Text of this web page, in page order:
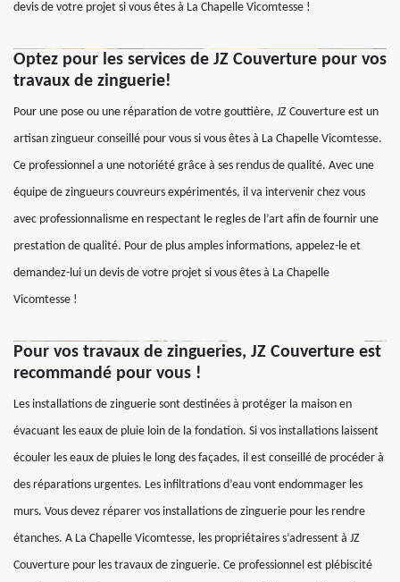
devis de votre projet si vous êtes à La Chapelle Vicomtesse !
Optez pour les services de JZ Couverture pour vos
travaux de zinguerie!
Pour une pose ou une réparation de votre gouttière, JZ Couverture est un
artisan zingueur conseillé pour vous si vous êtes à La Chapelle Vicomtesse.
Ce professionnel a une notoriété grâce à ses rendus de qualité. Avec une
équipe de zingueurs couvreurs expérimentés, il va intervenir chez vous
avec professionnalisme en respectant le regles de l’art afin de fournir une
prestation de qualité. Pour de plus amples informations, appelez-le et
demandez-lui un devis de votre projet si vous êtes à La Chapelle
Vicomtesse !
Pour vos travaux de zingueries, JZ Couverture est
recommandé pour vous !
Les installations de zinguerie sont destinées à protéger la maison en
évacuant les eaux de pluie loin de la fondation. Si vos installations laissent
écouler les eaux de pluies le long des façades, il est conseillé de procéder à
des réparations urgentes. Les infiltrations d’eau vont endommager les
murs. Vous devez réparer vos installations de zinguerie pour les rendre
étanches. A La Chapelle Vicomtesse, les propriétaires s’adressent à JZ
Couverture pour les travaux de zinguerie. Ce professionnel est plébiscité